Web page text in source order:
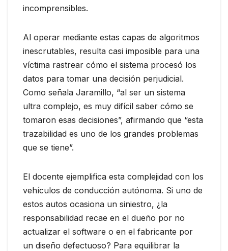
incomprensibles.
Al operar mediante estas capas de algoritmos
inescrutables, resulta casi imposible para una
víctima rastrear cómo el sistema procesó los
datos para tomar una decisión perjudicial.
Como señala Jaramillo, “al ser un sistema
ultra complejo, es muy difícil saber cómo se
tomaron esas decisiones”, afirmando que “esta
trazabilidad es uno de los grandes problemas
que se tiene”.
El docente ejemplifica esta complejidad con los
vehículos de conducción autónoma. Si uno de
estos autos ocasiona un siniestro, ¿la
responsabilidad recae en el dueño por no
actualizar el software o en el fabricante por
un diseño defectuoso? Para equilibrar la